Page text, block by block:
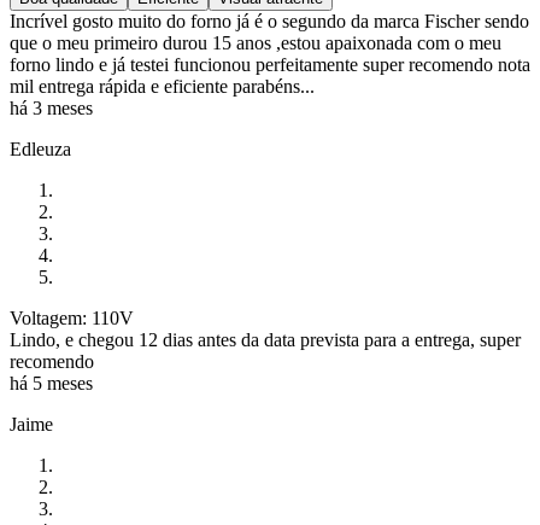
Incrível gosto muito do forno já é o segundo da marca Fischer sendo
que o meu primeiro durou 15 anos ,estou apaixonada com o meu
forno lindo e já testei funcionou perfeitamente super recomendo nota
mil entrega rápida e eficiente parabéns...
há 3 meses
Edleuza
Voltagem: 110V
Lindo, e chegou 12 dias antes da data prevista para a entrega, super
recomendo
há 5 meses
Jaime